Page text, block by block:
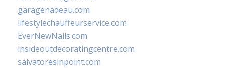
garagenadeau.com
lifestylechauffeurservice.com
EverNewNails.com
insideoutdecoratingcentre.com
salvatoresinpoint.com